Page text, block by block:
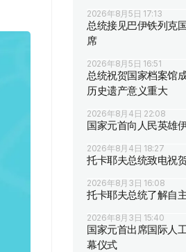
2026年8月5日 17:13
总统接见巴伊铁列克
席
2026年8月5日 16:51
总统祝贺国家档案馆
历史遗产意义重大
2026年8月4日 22:08
国家元首向人民英雄
2026年8月4日 18:27
托卡耶夫总统致电祝
2026年8月3日 16:08
托卡耶夫总统了解自
2026年8月3日 15:40
国家元首出席国际人
幕仪式